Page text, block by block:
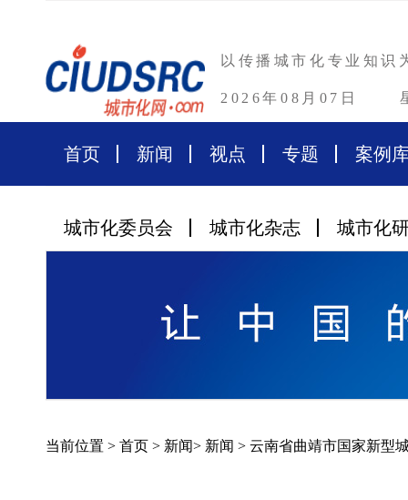
以传播城市化专业知识
2026年08月07日
首页 新闻 视点 专题 案例
城市化委员会 城市化杂志 城市化
当前位置 > 首页 > 新闻> 新闻 > 云南省曲靖市国家新型